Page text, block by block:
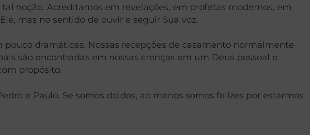
noção. Acreditamos em revelações, em profetas modernos, em
mas no sentido de ouvir e seguir Sua voz.
dramáticas. Nossas recepções de casamento normalmente
são encontradas em nossas crenças em um Deus pessoal e
propósito.
e Paulo. Se somos doidos, ao menos somos felizes por estarmos